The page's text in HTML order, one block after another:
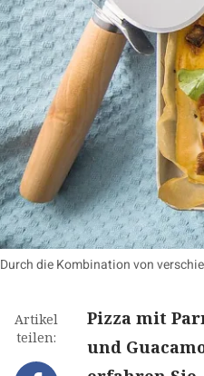
Durch die Kombination von
Artikel
teilen:
Pizza mit
und